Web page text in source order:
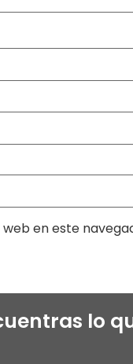
en este
lo